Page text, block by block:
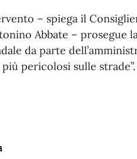
– spiega il
Abbate – prosegue
da parte
pericolosi sulle strade”.